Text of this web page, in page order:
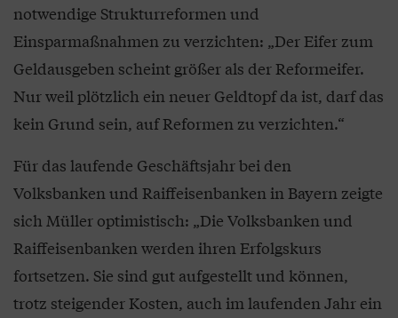
notwendige Strukturreformen und
Einsparmaßnahmen zu verzichten: „Der Eifer zum
Geldausgeben scheint größer als der Reformeifer.
Nur weil plötzlich ein neuer Geldtopf da ist, darf das
kein Grund sein, auf Reformen zu verzichten.“
Für das laufende Geschäftsjahr bei den
Volksbanken und Raiffeisenbanken in Bayern zeigte
sich Müller optimistisch: „Die Volksbanken und
Raiffeisenbanken werden ihren Erfolgskurs
fortsetzen. Sie sind gut aufgestellt und können,
trotz steigender Kosten, auch im laufenden Jahr ein